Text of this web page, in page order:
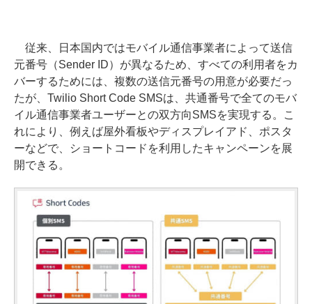
従来、日本国内ではモバイル通信事業者によって送信
元番号（Sender ID）が異なるため、すべての利用者をカ
バーするためには、複数の送信元番号の用意が必要だっ
たが、Twilio Short Code SMSは、共通番号で全てのモバ
イル通信事業者ユーザーとの双方向SMSを実現する。こ
れにより、例えば屋外看板やディスプレイアド、ポスタ
ーなどで、ショートコードを利用したキャンペーンを展
開できる。